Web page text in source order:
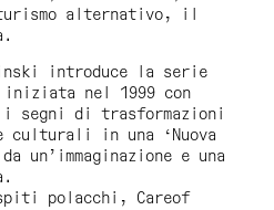
alternativo, il
introduce la serie
iniziata nel 1999 con
segni di trasformazioni
culturali in una ‘Nuova
un’immaginazione e una
polacchi, Careof